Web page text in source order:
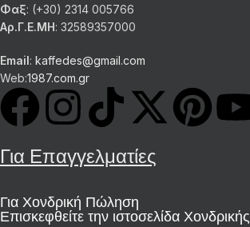
Φαξ: (+30) 2314 005766
Αρ.Γ.Ε.ΜΗ: 32589357000
Email: kaffedes@gmail.com
Web:1987.com.gr
Για Επαγγελματίες
Για Χονδρική Πώληση
Επισκεφθείτε την ιστοσελίδα Χονδρικής